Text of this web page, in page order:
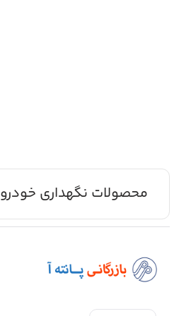
محصولات نگهداری خودرو